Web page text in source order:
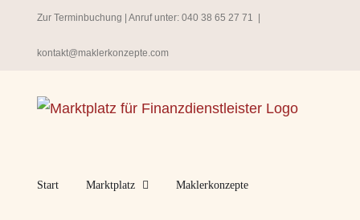
springen
Zur Terminbuchung | Anruf unter: 040 38 65 27 71
kontakt@maklerkonzepte.com
Start Marktplatz Maklerkonzepte